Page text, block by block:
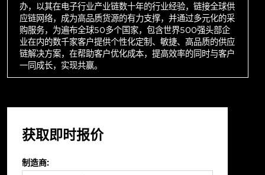
办，以其在电子行业产业链数十年的行业经验，链接全球供
应链网络，成为高品质货源的有力支撑，并通过多元化的采
购服务，为遍布全球50多个国家，包含世界500强头部企
业在内的数千家客户提供个性化定制、敏捷、高品质的供应
链解决方案，在帮助客户优化成本，提高效率的同时与客户
一同成长，实现共赢。
获取即时报价
制造商: